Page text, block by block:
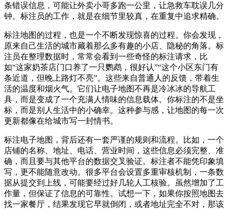
条错误信息，可能让外卖小哥多跑一公里，让急救车耽误几分
钟。标注员的工作，就是在细节里较真，在重复中追求精确。
标注地图的过程，也是一个不断发现惊喜的过程。你会发现，
原来自己生活的城市藏着那么多有趣的小店、隐秘的角落。标
注员在整理数据时，常常会看到一些奇怪的标注请求，比
如“这家奶茶店门口养了一只鹦鹉，很好认”“这个小区东门有
条近道，但晚上路灯不亮”。这些来自普通人的反馈，带着生
活的温度和烟火气。它们让电子地图不再是冷冰冰的导航工
具，而是变成了一个充满人情味的信息载体。你标注的不是坐
标，而是别人生活中的小确幸。这种参与感，让地图的每一次
更新都像在给城市写一封情书。
标注电子地图，背后还有一套严谨的规则和流程。比如，一个
店铺的名称、地址、电话、营业时间，这些信息必须完整、准
确，而且要与其他平台的数据交叉验证。标注者不能凭印象填
写，更不能随意改动。很多平台会设置多重审核机制，一条数
据从提交到上线，可能要经过好几轮人工核验。虽然增加了工
作量，但保证了信息的可靠性。试想一下，如果你按照地图去
找一家餐厅，结果发现它早就倒闭，或者地址完全不对，那该